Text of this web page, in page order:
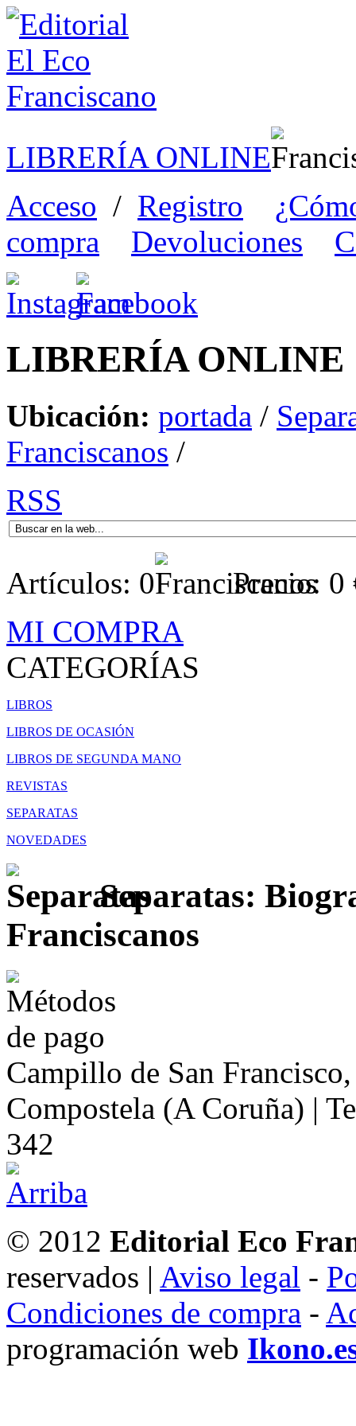
LIBRERÍA ONLINE
Acceso / Registro
compra
Devoluciones
LIBRERÍA ONLINE
Ubicación: portada /
Franciscanos /
RSS
Artículos: 0 Precio: 0
MI COMPRA
CATEGORÍAS
LIBROS
LIBROS DE OCASIÓN
LIBROS DE SEGUNDA MANO
REVISTAS
SEPARATAS
NOVEDADES
Separatas:
Franciscanos
Campillo de San
Compostela (A Coruña) |
342
© 2012 Editorial Eco
reservados | Aviso legal -
Condiciones de compra -
programación web